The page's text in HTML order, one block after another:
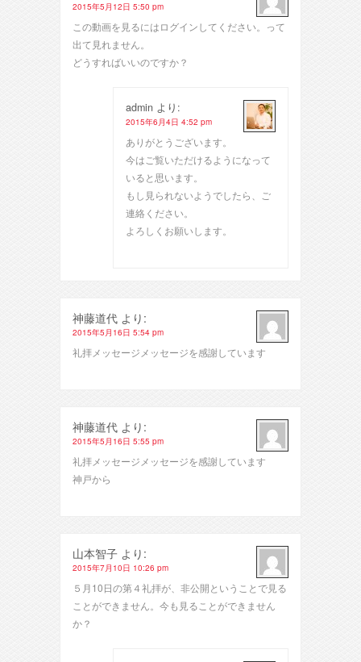
2015年5月12日 5:50 pm
この動画を見るにはログインしてください。って
出て見れません。
どうすればいいのですか？
admin より:
2015年6月4日 4:52 pm
ありがとうございます。
今はご覧いただけるようになって
いると思います。
もし見られないようでしたら、ご
連絡ください。
よろしくお願いします。
神藤道代 より:
2015年5月16日 5:54 pm
礼拝メッセージメッセージを感謝しています
神藤道代 より:
2015年5月16日 5:55 pm
礼拝メッセージメッセージを感謝しています
神戸から
山本智子 より:
2015年7月10日 10:26 pm
５月10日の第４礼拝が、非公開ということで見る
ことができません。今も見ることができません
か？